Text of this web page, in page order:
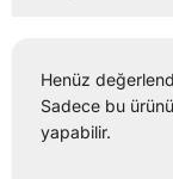
Henüz
Sadece bu
yapabilir.